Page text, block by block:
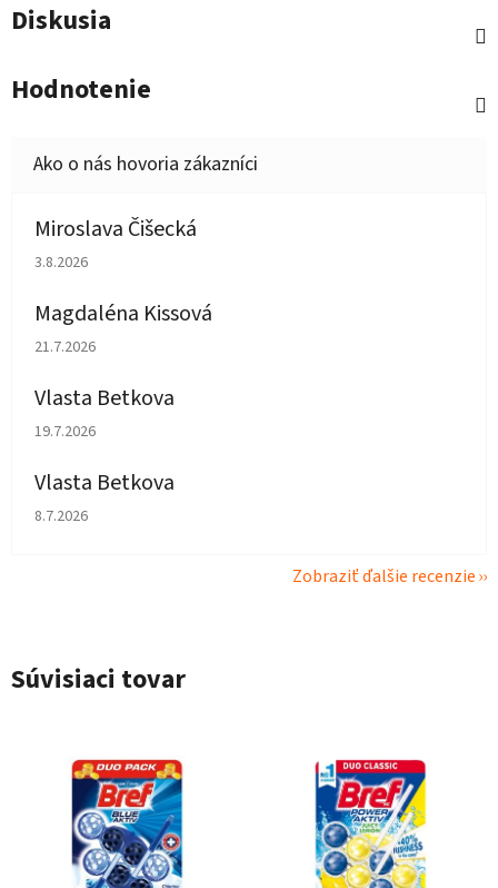
Diskusia
Hodnotenie
Miroslava Čišecká
Hodnotenie obchodu je 1 z 5 hviezdičiek.
3.8.2026
Magdaléna Kissová
Hodnotenie obchodu je 5 z 5 hviezdičiek.
21.7.2026
Vlasta Betkova
Hodnotenie obchodu je 5 z 5 hviezdičiek.
19.7.2026
Vlasta Betkova
Hodnotenie obchodu je 4 z 5 hviezdičiek.
8.7.2026
Zobraziť ďalšie recenzie
Súvisiaci tovar